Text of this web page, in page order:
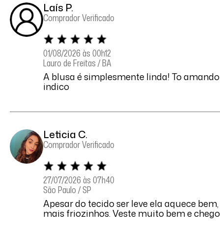
⁠Laís P.
Comprador Verificado
01/08/2026 às 00h12
Lauro de Freitas / BA
A blusa é simplesmente linda! To
indico
Leticia C.
Comprador Verificado
27/07/2026 às 07h40
São Paulo / SP
Apesar do tecido ser leve ela aquece
mais friozinhos. Veste muito bem e